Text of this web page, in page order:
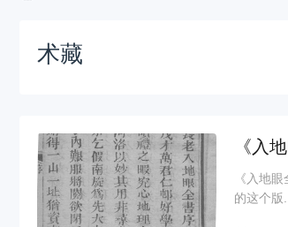
术藏
《入
《入地
的这个版...